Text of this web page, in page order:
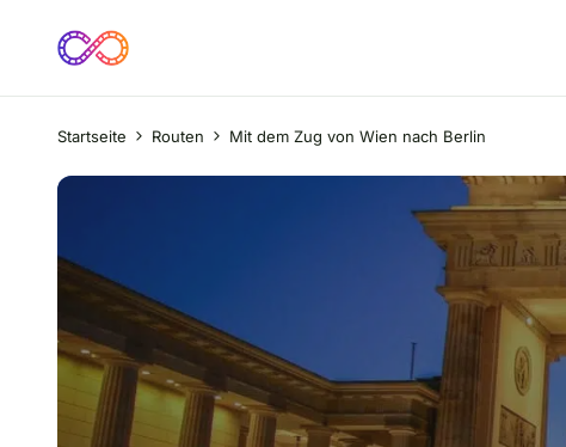
Startseite Routen Mit dem Zug von Wien nach Berlin